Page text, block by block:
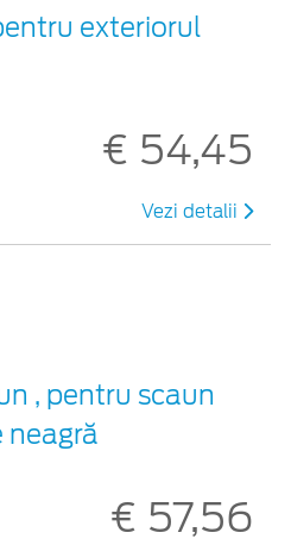
exteriorul
€ 54,45
Vezi detalii
, pentru scaun
neagră
€ 57,56